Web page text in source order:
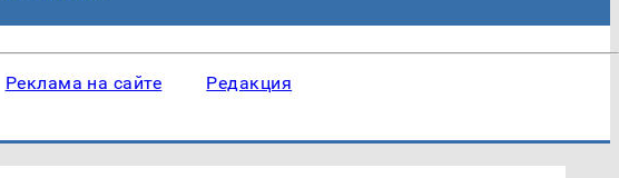
Реклама на сайте Редакция